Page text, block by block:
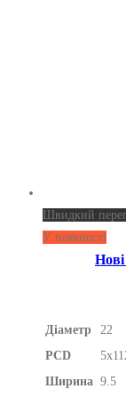
Швидкий
У наявності
Діаметр
22
PCD
Ширина 9.5